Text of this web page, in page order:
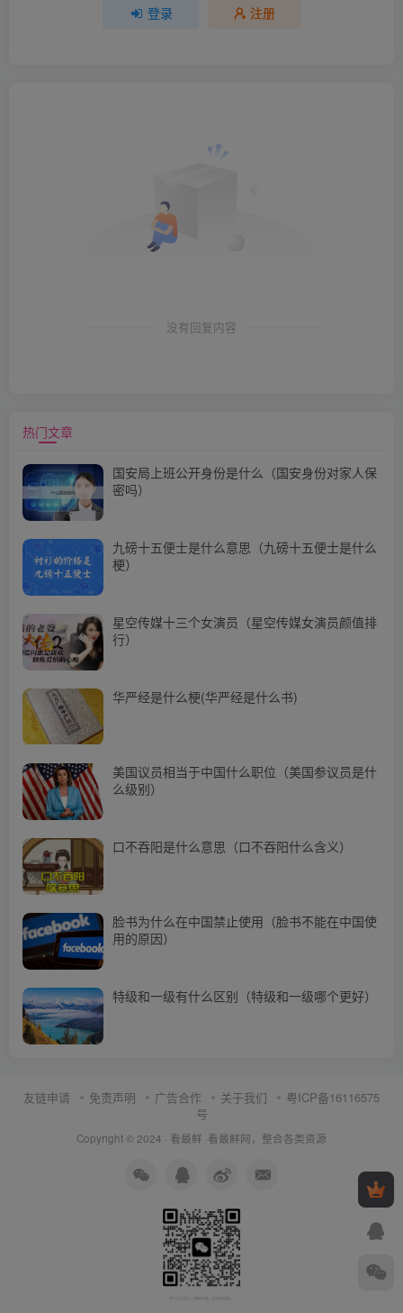
登录 注册
没有回复内容
热门文章
国安局上班公开身份是什么（国安身份对家人保
密吗）
九磅十五便士是什么意思（九磅十五便士是什么
梗）
星空传媒十三个女演员（星空传媒女演员颜值排
行）
华严经是什么梗(华严经是什么书)
美国议员相当于中国什么职位（美国参议员是什
么级别）
口不吞阳是什么意思（口不吞阳什么含义）
脸书为什么在中国禁止使用（脸书不能在中国使
用的原因）
特级和一级有什么区别（特级和一级哪个更好）
友链申请 免责声明 广告合作 关于我们
粤ICP备16116575
号
Copyright © 2024 · 看最鲜 ·看最鲜网，整合各类资源